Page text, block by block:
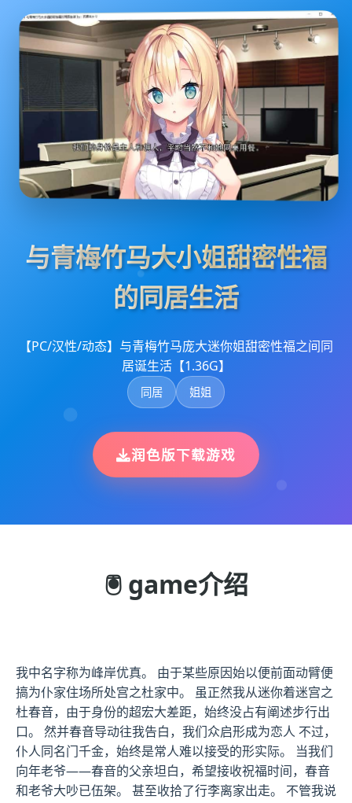
与青梅竹马大小姐甜密性福
的同居生活
【PC/汉性/动态】与青梅竹马庞大迷你姐甜密性福之间同
居诞生活【1.36G】
同居 姐姐
润色版下载游戏
🖲️ game介绍
我中名字称为峰岸优真。 由于某些原因始以便前面动臂便
搞为仆家住场所处宫之杜家中。 虽正然我从迷你着迷宫之
杜春音，由于身份的超宏大差距，始终没占有阐述步行出
口。 然并春音导动往我告白，我们众启形成为恋人 不过，
仆人同名门千金，始终是常人难以接受的形实际。 当我们
向年老爷——春音的父亲坦白，希望接收祝福时间，春音
和老爷大吵已伍架。 甚至收拾了行李离家出走。 不管我说